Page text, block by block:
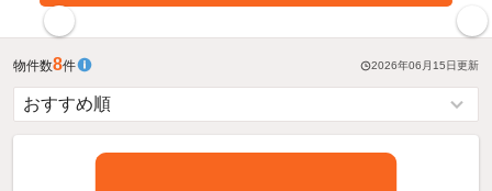
物件数8件 2026年06月15日更新